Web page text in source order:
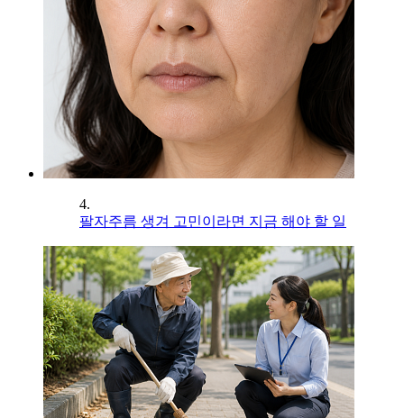
4.
팔자주름 생겨 고민이라면 지금 해야 할 일